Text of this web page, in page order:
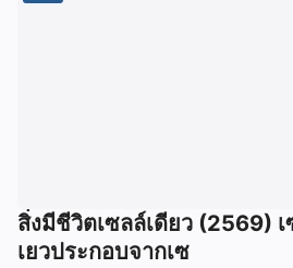
สิ่งมีชีวิตเซลล์เดียว (2569) เ
เยวประกอบจากเซ